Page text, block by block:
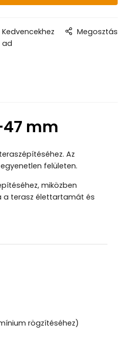
Kedvencekhez
ad
Megosztás
mm
Az
felületen.
miközben
a terasz élettartamát és
rögzítéséhez)